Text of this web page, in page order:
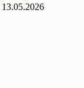
13.05.2026